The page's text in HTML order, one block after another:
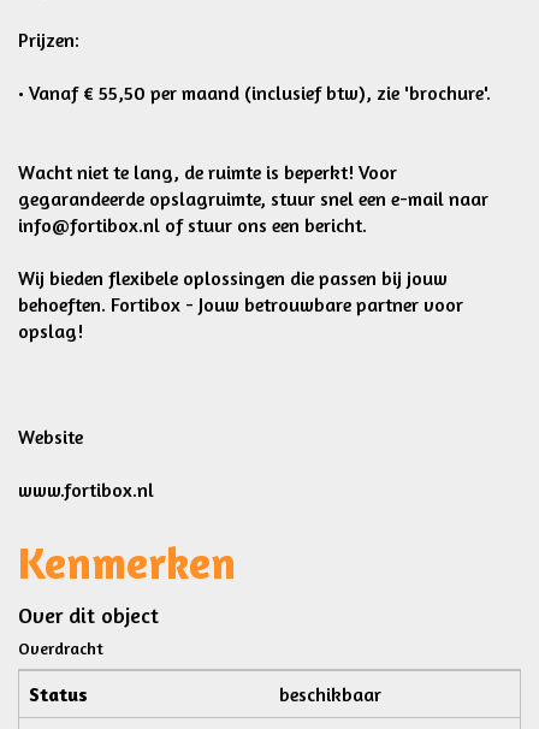
Prijzen:
• Vanaf € 55,50 per maand (inclusief btw), zie 'brochure'.
Wacht niet te lang, de ruimte is beperkt! Voor
gegarandeerde opslagruimte, stuur snel een e-mail naar
info@fortibox.nl of stuur ons een bericht.
Wij bieden flexibele oplossingen die passen bij jouw
behoeften. Fortibox - Jouw betrouwbare partner voor
opslag!
Website
www.fortibox.nl
Kenmerken
Over dit object
Overdracht
Status
beschikbaar